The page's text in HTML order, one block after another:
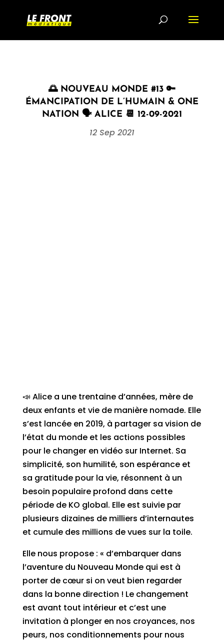
🌅 NOUVEAU MONDE #13 🔑
ÉMANCIPATION DE L’HUMAIN & ONE
NATION 🗣 ALICE 📆 12-09-2021
12 Sep 2021
📣 Alice a une trentaine d’années, mère de
deux enfants et vie de manière nomade. Elle
s’est lancée en 2019, à partager sa vision de
l’état du monde et les actions possibles
pour le changer en vidéo sur Internet. Sa
simplicité, son humilité, son espérance et
sa gratitude pour la vie, résonnent à un
besoin populaire profond dans cette
période de KO global. Elle est suivie par
plusieurs dizaines de milliers d’internautes
et cumule des millions de vues sur la toile.
Elle nous propose : « d’embarquer dans
l’aventure du Nouveau Monde qui est à
porter de cœur si on veut bien regarder
dans la bonne direction ! Le changement
est avant tout intérieur et c’est une
invitation à plonger en nos croyances, nos
peurs, nos conditionnements pour nous